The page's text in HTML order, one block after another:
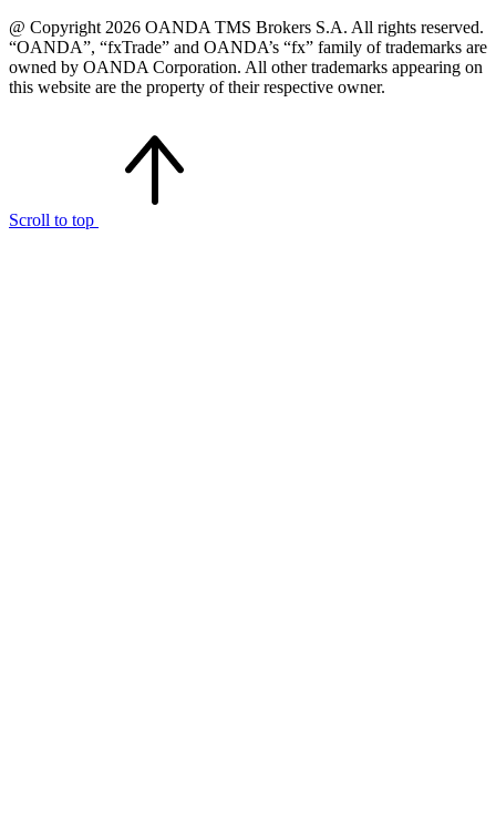
@ Copyright 2026 OANDA TMS Brokers S.A. All rights reserved.
“OANDA”, “fxTrade” and OANDA’s “fx” family of trademarks are
owned by OANDA Corporation. All other trademarks appearing on
this website are the property of their respective owner.
Scroll to top